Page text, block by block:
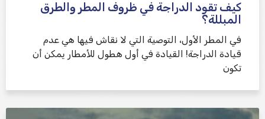
كيف تقود الدراجة في ظروف المطر والطرق
المبللة؟
في المطر الأول، التوصية التي لا نقاش فيها هي عدم
قيادة الدراجة! القيادة في أول هطول للأمطار يمكن أن
تكون